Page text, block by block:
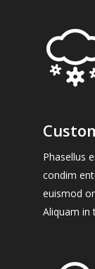
Phasellus
condim
euismod
Aliquam in